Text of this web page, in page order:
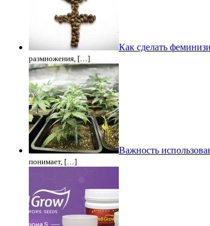
Как сделать
размножения, […]
Важность
понимает, […]